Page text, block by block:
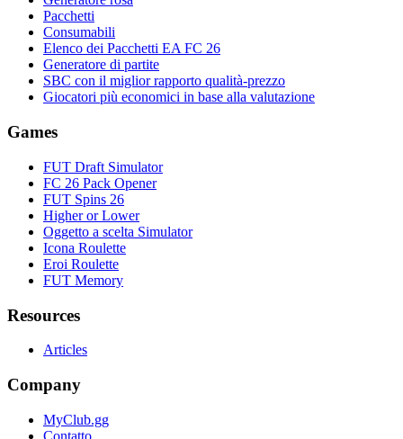
Pacchetti
Consumabili
Elenco dei Pacchetti EA FC 26
Generatore di partite
SBC con il miglior rapporto qualità-prezzo
Giocatori più economici in base alla valutazione
Games
FUT Draft Simulator
FC 26 Pack Opener
FUT Spins 26
Higher or Lower
Oggetto a scelta Simulator
Icona Roulette
Eroi Roulette
FUT Memory
Resources
Articles
Company
MyClub.gg
Contatto